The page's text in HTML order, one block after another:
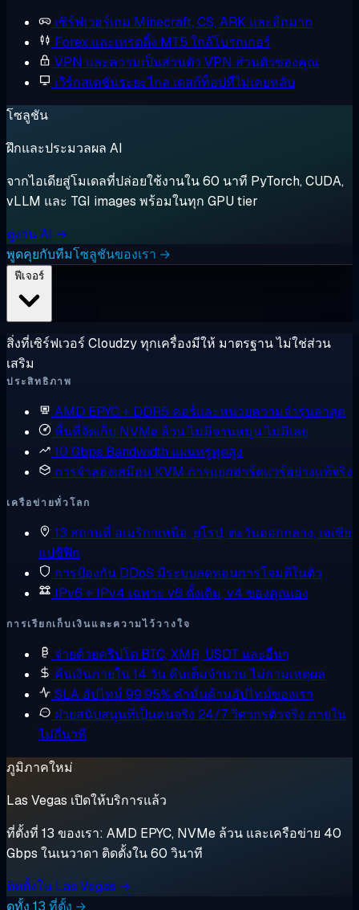
เซิร์ฟเวอร์เกม Minecraft, CS, ARK และอีกมาก
Forex และเทรดดิ้ง MT5 ใกล้โบรกเกอร์
VPN และความเป็นส่วนตัว VPN ส่วนตัวของคุณ
เวิร์กสเตชันระยะไกล เดสก์ท็อปที่ไม่เคยหลับ
โซลูชัน
ฝึกและประมวลผล AI
จากไอเดียสู่โมเดลที่ปล่อยใช้งานใน 60 นาที PyTorch, CUDA,
vLLM และ TGI images พร้อมในทุก GPU tier
ดูงาน AI →
พูดคุยกับทีมโซลูชันของเรา →
สิ่งที่เซิร์ฟเวอร์ Cloudzy ทุกเครื่องมีให้ มาตรฐาน ไม่ใช่ส่วน
เสริม
ประสิทธิภาพ
AMD EPYC + DDR5 คอร์และหน่วยความจำรุ่นล่าสุด
พื้นที่จัดเก็บ NVMe ล้วนไม่มีจานหมุน ไม่มีเลย
10 Gbps Bandwidth แผนทรูพุตสูง
การจำลองเสมือน KVM การแยกฮาร์ดแวร์อย่างแท้จริง
เครือข่ายทั่วโลก
13 สถานที่ อเมริกาเหนือ, ยุโรป, ตะวันออกกลาง, เอเชีย
แปซิฟิก
การป้องกัน DDoS มีระบบลดทอนการโจมตีในตัว
IPv6 + IPv4 เฉพาะ v6 ดั้งเดิม, v4 ของคุณเอง
การเรียกเก็บเงินและความไว้วางใจ
จ่ายด้วยคริปโต BTC, XMR, USDT และอื่นๆ
คืนเงินภายใน 14 วัน คืนเต็มจำนวน ไม่ถามเหตุผล
SLA อัปไทม์ 99.95% คำมั่นด้านอัปไทม์ของเรา
ฝ่ายสนับสนุนที่เป็นคนจริง 24/7วิศวกรตัวจริง ภายใน
ไม่กี่นาที
ภูมิภาคใหม่
Las Vegas เปิดให้บริการแล้ว
ที่ตั้งที่ 13 ของเรา: AMD EPYC, NVMe ล้วน และเครือข่าย 40
Gbps ในเนวาดา ติดตั้งใน 60 วินาที
ติดตั้งใน Las Vegas →
ดูทั้ง 13 ที่ตั้ง →